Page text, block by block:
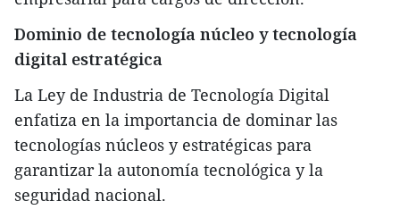
Dominio de tecnología núcleo y tecnología
digital estratégica
La Ley de Industria de Tecnología Digital
enfatiza en la importancia de dominar las
tecnologías núcleos y estratégicas para
garantizar la autonomía tecnológica y la
seguridad nacional.